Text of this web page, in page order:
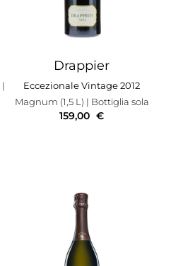
|
Drappier
Eccezionale Vintage 2012
Magnum (1,5 L) | Bottiglia sola
159,00 €